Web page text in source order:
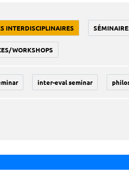
INTERDISCIPLINAIRES
WORKSHOPS
inter-eval seminar